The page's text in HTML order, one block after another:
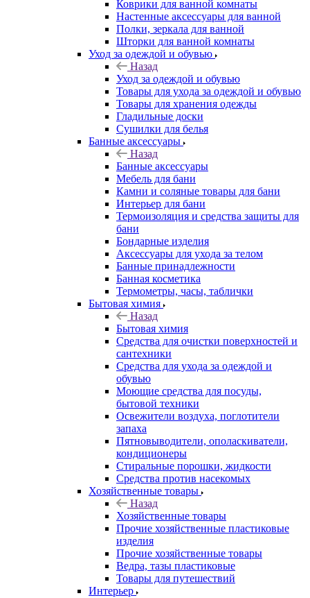
Коврики для ванной комнаты
Настенные аксессуары для ванной
Полки, зеркала для ванной
Шторки для ванной комнаты
Уход за одеждой и обувью
Назад
Уход за одеждой и обувью
Товары для ухода за одеждой и обувью
Товары для хранения одежды
Гладильные доски
Сушилки для белья
Банные аксессуары
Назад
Банные аксессуары
Мебель для бани
Камни и соляные товары для бани
Интерьер для бани
Термоизоляция и средства защиты для
бани
Бондарные изделия
Аксеcсуары для ухода за телом
Банные принадлежности
Банная косметика
Термометры, часы, таблички
Бытовая химия
Назад
Бытовая химия
Средства для очистки поверхностей и
сантехники
Средства для ухода за одеждой и
обувью
Моющие средства для посуды,
бытовой техники
Освежители воздуха, поглотители
запаха
Пятновыводители, ополаскиватели,
кондиционеры
Стиральные порошки, жидкости
Средства против насекомых
Хозяйственные товары
Назад
Хозяйственные товары
Прочие хозяйственные пластиковые
изделия
Прочие хозяйственные товары
Ведра, тазы пластиковые
Товары для путешествий
Интерьер